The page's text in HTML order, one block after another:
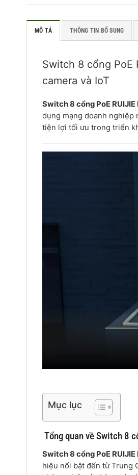
MÔ TẢ THÔNG TIN BỔ SUNG
Switch 8 cổng PoE
camera và IoT
Switch 8 cổng PoE RUIJIE
dụng mạng doanh nghiệp
tiện lợi tối ưu trong triển
Mục lục
Tổng quan về Switch 8
Switch 8 cổng PoE RUIJIE
hiệu nổi bật đến từ Trung